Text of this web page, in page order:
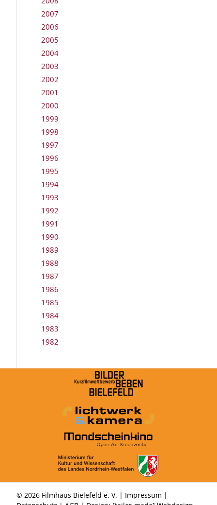
2007
2006
2005
2004
2003
2002
2001
2000
1999
1998
1997
1996
1995
1994
1993
1992
1991
1990
1989
1988
1987
1986
1985
1984
1983
1982
© 2026 Filmhaus Bielefeld e. V. | Impressum |